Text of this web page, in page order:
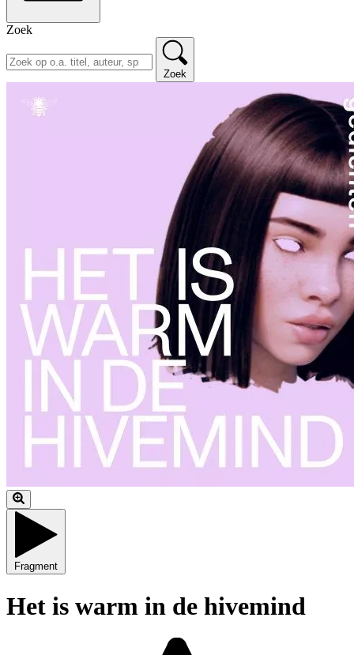
Zoek
Zoek
Fragment
Het is warm in de hivemind